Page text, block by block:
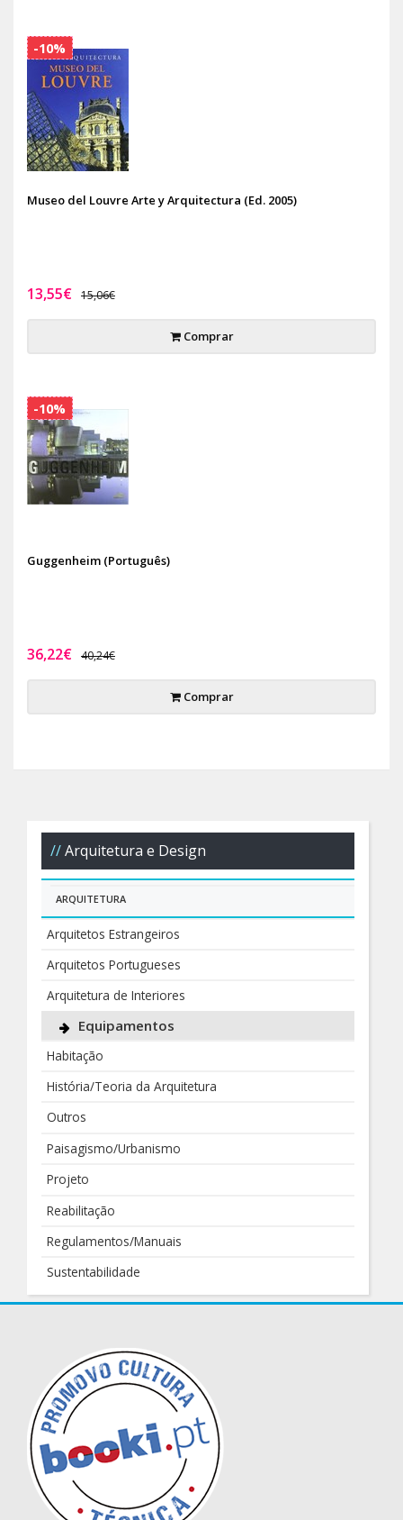
Museo del Louvre Arte y Arquitectura (Ed. 2005)
13,55€ 15,06€
Comprar
-10%
Guggenheim (Português)
36,22€ 40,24€
Comprar
-10%
Arquitetura e Design
ARQUITETURA
Arquitetos Estrangeiros
Arquitetos Portugueses
Arquitetura de Interiores
Equipamentos
Habitação
História/Teoria da Arquitetura
Outros
Paisagismo/Urbanismo
Projeto
Reabilitação
Regulamentos/Manuais
Sustentabilidade